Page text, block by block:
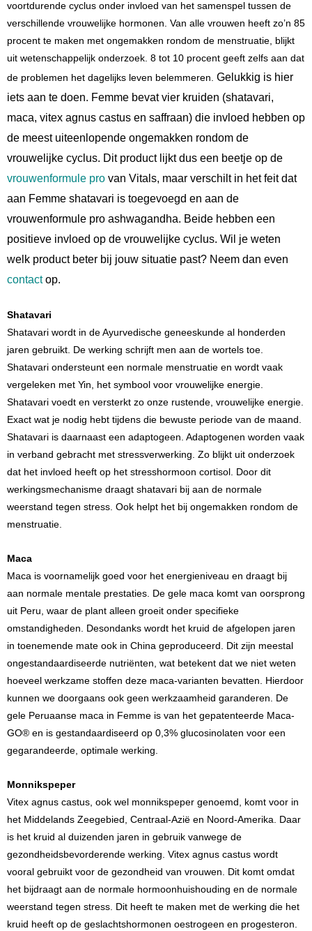
voortdurende cyclus onder invloed van het samenspel tussen de
verschillende vrouwelijke hormonen. Van alle vrouwen heeft zo’n 85
procent te maken met ongemakken rondom de menstruatie, blijkt
uit wetenschappelijk onderzoek. 8 tot 10 procent geeft zelfs aan dat
de problemen het dagelijks leven belemmeren. Gelukkig is hier
iets aan te doen. Femme bevat vier kruiden (shatavari,
maca, vitex agnus castus en saffraan) die invloed hebben op
de meest uiteenlopende ongemakken rondom de
vrouwelijke cyclus. Dit product lijkt dus een beetje op de
vrouwenformule pro van Vitals, maar verschilt in het feit dat
aan Femme shatavari is toegevoegd en aan de
vrouwenformule pro ashwagandha. Beide hebben een
positieve invloed op de vrouwelijke cyclus. Wil je weten
welk product beter bij jouw situatie past? Neem dan even
contactop.
Shatavari
Shatavari wordt in de Ayurvedische geneeskunde al honderden
jaren gebruikt. De werking schrijft men aan de wortels toe.
Shatavari ondersteunt een normale menstruatie en wordt vaak
vergeleken met Yin, het symbool voor vrouwelijke energie.
Shatavari voedt en versterkt zo onze rustende, vrouwelijke energie.
Exact wat je nodig hebt tijdens die bewuste periode van de maand.
Shatavari is daarnaast een adaptogeen. Adaptogenen worden vaak
in verband gebracht met stressverwerking. Zo blijkt uit onderzoek
dat het invloed heeft op het stresshormoon cortisol. Door dit
werkingsmechanisme draagt shatavari bij aan de normale
weerstand tegen stress. Ook helpt het bij ongemakken rondom de
menstruatie.
Maca
Maca is voornamelijk goed voor het energieniveau en draagt bij
aan normale mentale prestaties. De gele maca komt van oorsprong
uit Peru, waar de plant alleen groeit onder specifieke
omstandigheden. Desondanks wordt het kruid de afgelopen jaren
in toenemende mate ook in China geproduceerd. Dit zijn meestal
ongestandaardiseerde nutriënten, wat betekent dat we niet weten
hoeveel werkzame stoffen deze maca-varianten bevatten. Hierdoor
kunnen we doorgaans ook geen werkzaamheid garanderen. De
gele Peruaanse maca in Femme is van het gepatenteerde Maca-
GO® en is gestandaardiseerd op 0,3% glucosinolaten voor een
gegarandeerde, optimale werking.
Monnikspeper
Vitex agnus castus, ook wel monnikspeper genoemd, komt voor in
het Middelands Zeegebied, Centraal-Azië en Noord-Amerika. Daar
is het kruid al duizenden jaren in gebruik vanwege de
gezondheidsbevorderende werking. Vitex agnus castus wordt
vooral gebruikt voor de gezondheid van vrouwen. Dit komt omdat
het bijdraagt aan de normale hormoonhuishouding en de normale
weerstand tegen stress. Dit heeft te maken met de werking die het
kruid heeft op de geslachtshormonen oestrogeen en progesteron.